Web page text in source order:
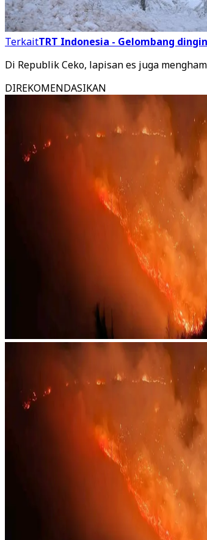
TerkaitTRT Indonesia - Gelombang
Di Republik Ceko, lapisan es juga
DIREKOMENDASIKAN